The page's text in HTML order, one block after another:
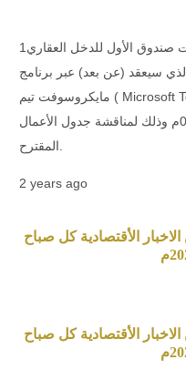
تدعو شركة الأول كابيتال مالكي وحدات صندوق الأول للدخل العقاري1
سيعقد (عن بعد) عبر برنامج
مايكروسوفت تيم ( Microsoft Teams ) في تمام الساعة الثانية مساءً
من يوم الأربعاء الموافق 08/05/2024م وذلك لمناقشة جدول الأعمال
المقترح.
2 years ago
الأقتصادية كل صباح
الأقتصادية كل صباح